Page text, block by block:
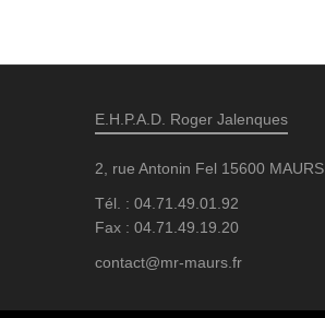
E.H.P.A.D. Roger Jalenques
2, rue Antonin Fel 15600 MAURS
Tél. : 04.71.49.01.92
Fax : 04.71.49.19.20
contact@mr-maurs.fr